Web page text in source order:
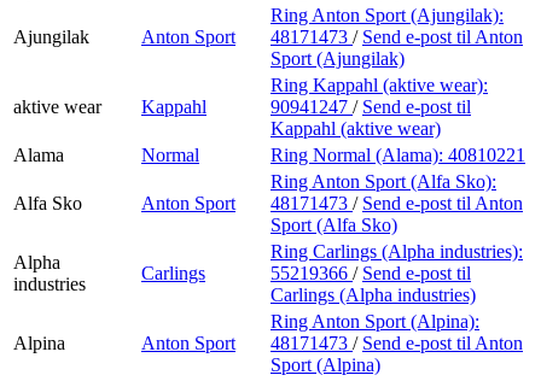
Ajungilak Anton Sport
Ring Anton Sport (Ajungilak):
48171473 / Send e-post til Anton
Sport (Ajungilak)
aktive wear Kappahl
Ring Kappahl (aktive wear):
90941247 / Send e-post til
Kappahl (aktive wear)
Alama
Normal Ring Normal (Alama): 40810221
Alfa Sko Anton Sport
Ring Anton Sport (Alfa Sko):
48171473 / Send e-post til Anton
Sport (Alfa Sko)
Alpha
industries
Carlings
Ring Carlings (Alpha industries):
55219366 / Send e-post til
Carlings (Alpha industries)
Alpina Anton Sport
Ring Anton Sport (Alpina):
48171473 / Send e-post til Anton
Sport (Alpina)